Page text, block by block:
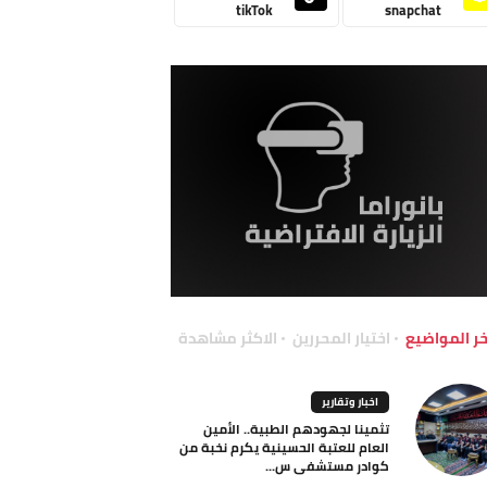
snapchat
tikTok
المواضيع اختيار المحررين الاكثر مشاهدة
اخبار وتقارير
تثمينا لجهودهم الطبية.. الأمين
العام للعتبة الحسينية يكرم نخبة من
كوادر مستشفى س...